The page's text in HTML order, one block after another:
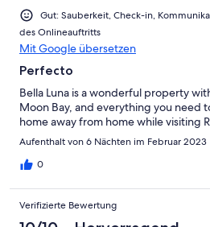
Gut: Sauberkeit, Check-in,
des Onlineauftritts
Mit Google übersetzen
Perfecto
Bella Luna is a wonderful property
Moon Bay, and everything you need
home away from home while visiting
Aufenthalt von 6 Nächten im Februar 2023
0
Verifizierte Bewertung